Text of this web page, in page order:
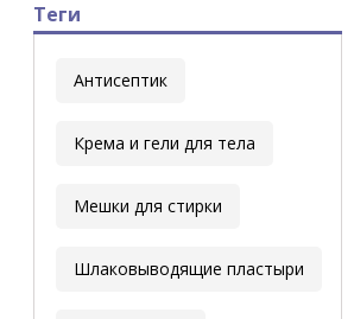
Теги
Антисептик
Крема и гели для тела
Мешки для стирки
Шлаковыводящие пластыри